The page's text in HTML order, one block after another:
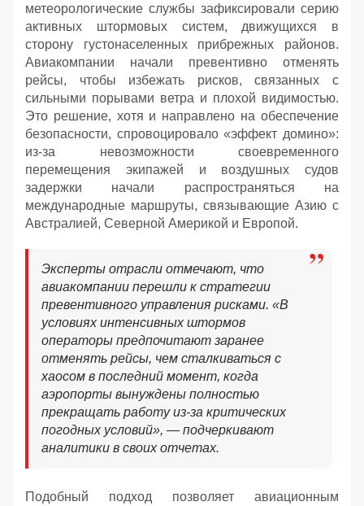
метеорологические службы зафиксировали серию
активных штормовых систем, движущихся в
сторону густонаселенных прибрежных районов.
Авиакомпании начали превентивно отменять
рейсы, чтобы избежать рисков, связанных с
сильными порывами ветра и плохой видимостью.
Это решение, хотя и направлено на обеспечение
безопасности, спровоцировало «эффект домино»:
из-за невозможности своевременного
перемещения экипажей и воздушных судов
задержки начали распространяться на
международные маршруты, связывающие Азию с
Австралией, Северной Америкой и Европой.
Эксперты отрасли отмечают, что
авиакомпании перешли к стратегии
превентивного управления рисками. «В
условиях интенсивных штормов
операторы предпочитают заранее
отменять рейсы, чем сталкиваться с
хаосом в последний момент, когда
аэропорты вынуждены полностью
прекращать работу из-за критических
погодных условий», — подчеркивают
аналитики в своих отчетах.
Подобный подход позволяет авиационным